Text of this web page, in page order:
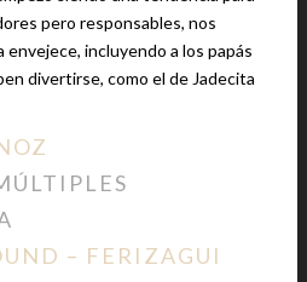
pero responsables, nos
envejece, incluyendo a los papás
divertirse, como el de Jadecita
– FERIZAGUI